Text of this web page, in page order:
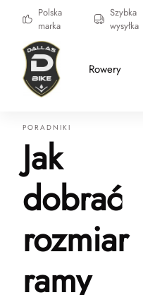
Polska
marka
Szybka
wysyłka
Rowery
PORADNIKI
Jak
dobrać
rozmiar
ramy